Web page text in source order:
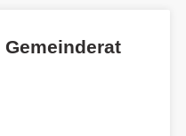
Gemeinderat